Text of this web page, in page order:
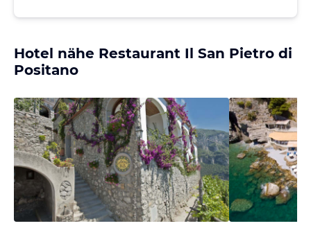
Hotel nähe Restaurant Il San Pietro di
Positano